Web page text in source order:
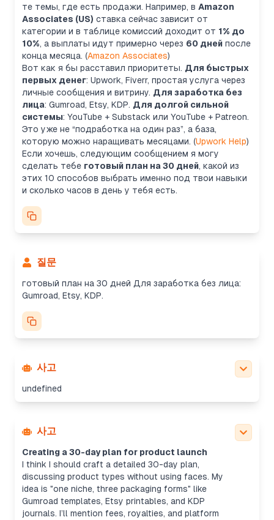
те темы, где есть продажи. Например, в Amazon
Associates (US) ставка сейчас зависит от
категории и в таблице комиссий доходит от 1% до
10%, а выплаты идут примерно через 60 дней после
конца месяца. (Amazon Associates)
Вот как я бы расставил приоритеты. Для быстрых
первых денег: Upwork, Fiverr, простая услуга через
личные сообщения и витрину. Для заработка без
лица: Gumroad, Etsy, KDP. Для долгой сильной
системы: YouTube + Substack или YouTube + Patreon.
Это уже не “подработка на один раз”, а база,
которую можно наращивать месяцами. (Upwork Help)
Если хочешь, следующим сообщением я могу
сделать тебе готовый план на 30 дней, какой из
этих 10 способов выбрать именно под твои навыки
и сколько часов в день у тебя есть.
질문
готовый план на 30 дней Для заработка без лица:
Gumroad, Etsy, KDP.
사고
undefined
사고
Creating a 30-day plan for product launch
I think I should craft a detailed 30-day plan,
discussing product types without using faces. My
idea is "one niche, three packaging forms" like
Gumroad templates, Etsy printables, and KDP
journals. I’ll mention fees, royalties, and platform